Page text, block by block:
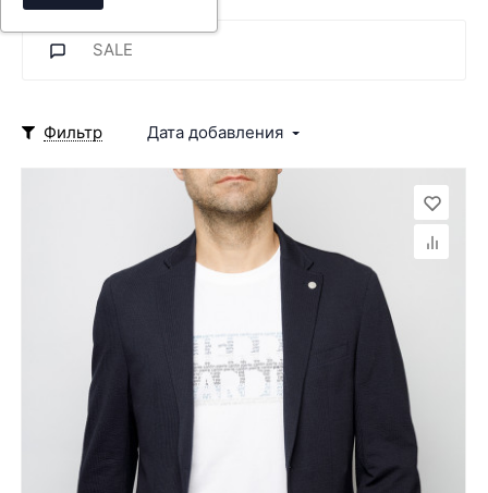
SALE
Фильтр Дата добавления